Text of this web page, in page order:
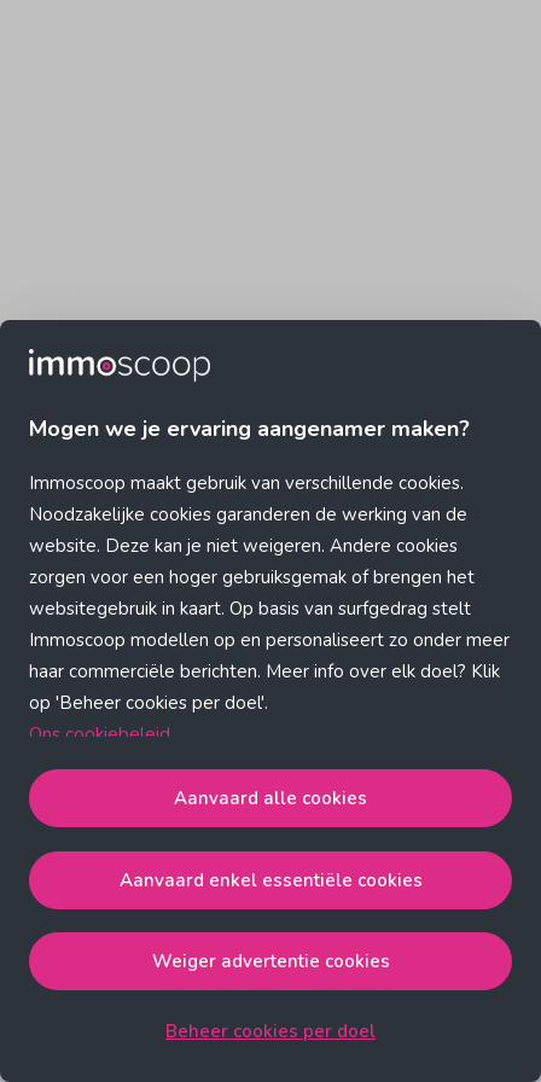
Mogen we je ervaring aangenamer maken?
Immoscoop maakt gebruik van verschillende cookies.
Noodzakelijke cookies garanderen de werking van de
website. Deze kan je niet weigeren. Andere cookies
zorgen voor een hoger gebruiksgemak of brengen het
websitegebruik in kaart. Op basis van surfgedrag stelt
Immoscoop modellen op en personaliseert zo onder meer
haar commerciële berichten. Meer info over elk doel? Klik
op 'Beheer cookies per doel'.
Ons cookiebeleid
Aanvaard alle cookiesgaat akkoord met de strict
noodzakelijke, analytische, functionele en advertentie
cookies.
de strict noodzakelijke cookies.
Weiger advertentie cookiesgaat akkoord met de strict
Aanvaard alle cookies
Aanvaard enkel essentiële cookies
Weiger advertentie cookies
Beheer cookies per doel
Application error: a client-side exception has occurred (see the
browser console for more information)